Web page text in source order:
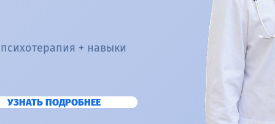
+ навыки
УЗНАТЬ ПОДРОБНЕЕ